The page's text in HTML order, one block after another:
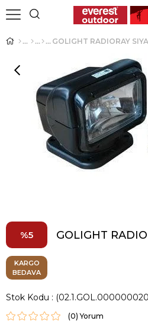
Üye Girişi
GOLIGHT RADIORAY
5 GOLIGHT
KARGO
BEDAVA
Stok Kodu
(0)